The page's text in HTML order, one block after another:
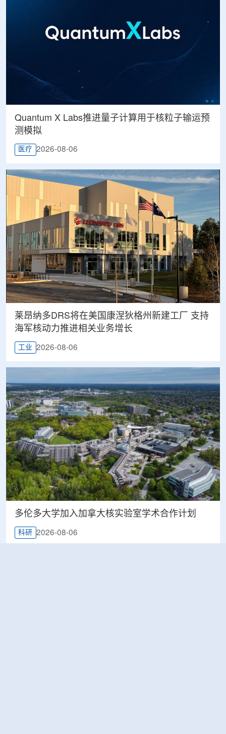
Quantum X Labs推进量子计算用于核粒子输运预
测模拟
医疗 2026-08-06
莱昂纳多DRS将在美国康涅狄格州新建工厂 支持
海军核动力推进相关业务增长
工业 2026-08-06
多伦多大学加入加拿大核实验室学术合作计划
科研 2026-08-06